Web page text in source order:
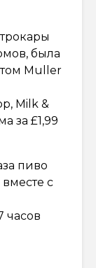
была
Muller
Milk &
за £1,99
пиво
с
часов